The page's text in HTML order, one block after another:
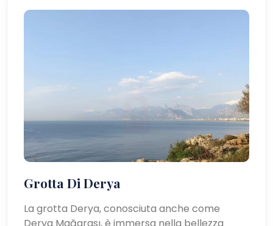
Grotta Di Derya
La grotta Derya, conosciuta anche come
Derya Mağarası, è immersa nella bellezza